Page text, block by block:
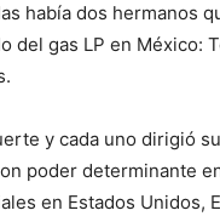
había dos hermanos
del gas LP en México:
y cada uno dirigió
poder determinante
en Estados Unidos,